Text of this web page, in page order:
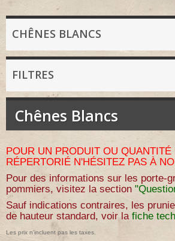
CHÊNES BLANCS
FILTRES
Chênes Blancs
POUR UN PRODUIT OU QUANTITÉ
RÉPERTORIÉ N'HÉSITEZ PAS À
Pour des informations sur les porte-
pommiers, visitez la section
Sauf indications contraires, les
de hauteur standard, voir la fiche
Les prix n'incluent pas les taxes.